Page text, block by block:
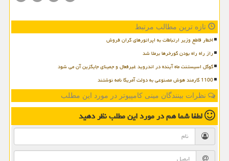
تازه ترین مطالب مرتبط
اخطار قاطع وزیر ارتباطات به اپراتورهای گران فروش
راز راه راه بودن گورخرها برملا شد
گوگل اسیستنت ماه آینده در اندروید غیرفعال و جمینای جایگزین آن می شود
1100 کارمند هوش مصنوعی به دولت آمریکا نامه نوشتند
نظرات بینندگان مینی کامپیوتر در مورد این مطلب
لطفا شما همدر مورد این مطلبنظر دهید